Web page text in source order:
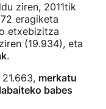
ziren, 2011tik
eragiketa
etxebizitza
(19.934), eta
.
merkatu
babes